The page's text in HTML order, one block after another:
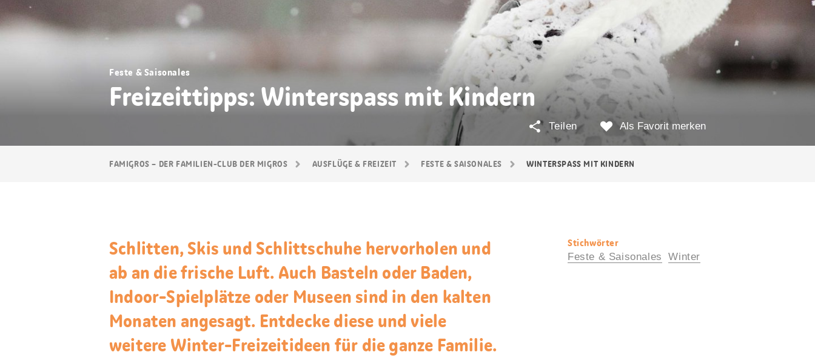
FAMIGROS – DER FAMILIEN-CLUB DER MIGROS AUSFLÜGE & FREIZEIT FESTE & SAISONALES WINTERSPASS MIT KINDERN
Feste & Saisonales
Freizeittipps: Winterspass mit Kindern
Als Favorit merken
Teilen
Schlitten, Skis und Schlittschuhe hervorholen und
ab an die frische Luft. Auch Basteln oder Baden,
Indoor-Spielplätze oder Museen sind in den kalten
Monaten angesagt. Entdecke diese und viele
weitere Winter-Freizeitideen für die ganze Familie.
Nützliche
Informationen
Stichwörter
Feste & Saisonales Winter